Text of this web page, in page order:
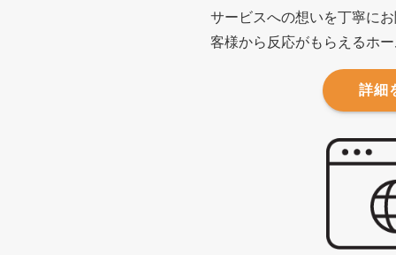
サービスへの想いを丁寧に
客様から反応がもらえるホ
詳細